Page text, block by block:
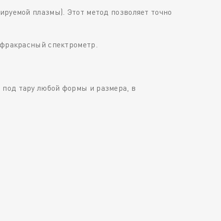
плазмы). Этот метод позволяет точно
спектрометр.
под тару любой формы и размера, в